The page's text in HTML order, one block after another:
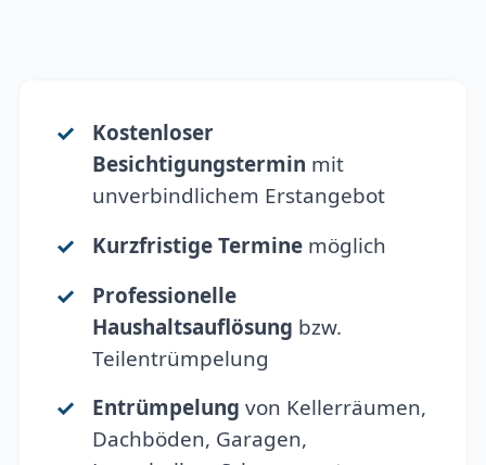
Kostenloser
Besichtigungstermin mit
unverbindlichem Erstangebot
Kurzfristige Terminemöglich
Professionelle
Haushaltsauflösung bzw.
Teilentrümpelung
Entrümpelung von Kellerräumen,
Dachböden, Garagen,